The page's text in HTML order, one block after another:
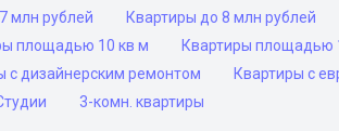
млн рублей
Квартиры до 8 млн рублей
площадью 10 кв м
Квартиры площадью
с дизайнерским ремонтом
Квартиры с
3-комн. квартиры